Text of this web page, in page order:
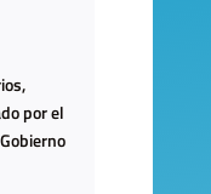
por el